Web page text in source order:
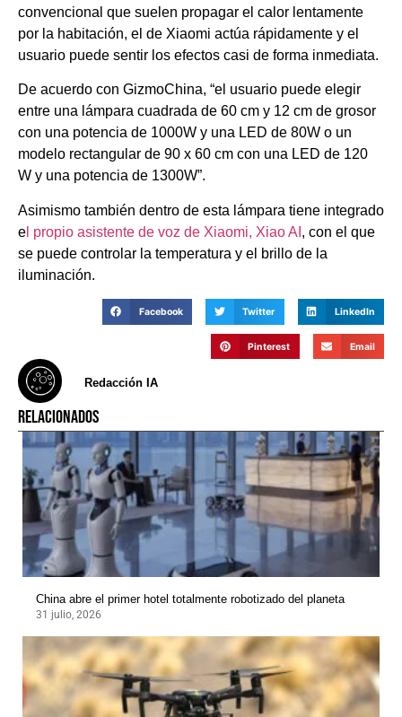
convencional que suelen propagar el calor lentamente
por la habitación, el de Xiaomi actúa rápidamente y el
usuario puede sentir los efectos casi de forma inmediata.
De acuerdo con GizmoChina, “el usuario puede elegir
entre una lámpara cuadrada de 60 cm y 12 cm de grosor
con una potencia de 1000W y una LED de 80W o un
modelo rectangular de 90 x 60 cm con una LED de 120
W y una potencia de 1300W”.
Asimismo también dentro de esta lámpara tiene integrado
e l propio asistente de voz de Xiaomi, Xiao AI , con el que
se puede controlar la temperatura y el brillo de la
iluminación.
Facebook Twitter LinkedIn
Pinterest Email
Redacción IA
RELACIONADOS
China abre el primer hotel totalmente robotizado del planeta
31 julio, 2026